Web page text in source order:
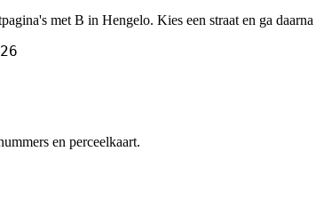
met B in Hengelo. Kies een straat en ga
en perceelkaart.